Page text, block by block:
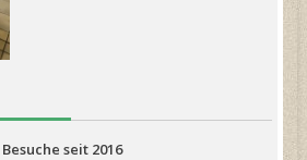
Besuche seit 2016